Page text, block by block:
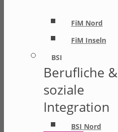
FiM Nord
FiM Inseln
BSI
Berufliche &
soziale
Integration
BSI Nord